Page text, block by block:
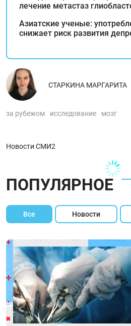
лечение метастаз
Азиатские ученые:
снижает риск развития
СТАРКИНА МАРГАРИТА
за рубежом исследование мозг
Новости СМИ2
ПОПУЛЯРНОЕ
Все Новости